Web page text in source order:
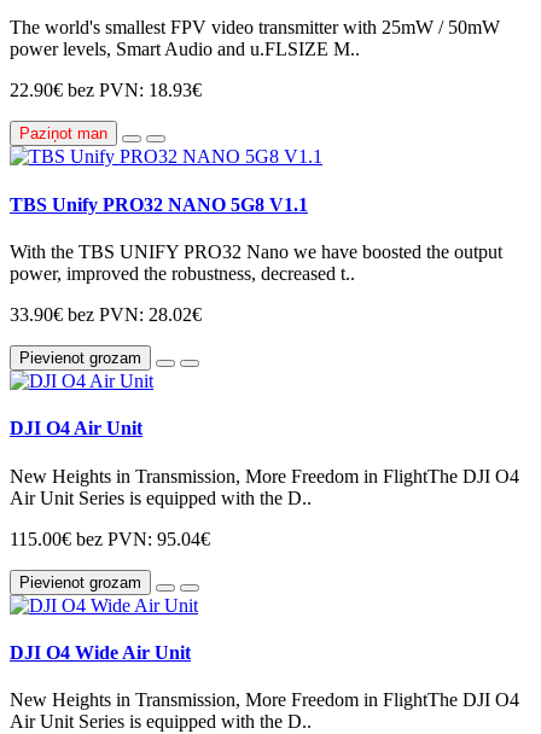
The world's smallest FPV video transmitter with 25mW / 50mW
power levels, Smart Audio and u.FLSIZE M..
22.90€ bez PVN: 18.93€
Paziņot man
TBS Unify PRO32 NANO 5G8 V1.1
With the TBS UNIFY PRO32 Nano we have boosted the output
power, improved the robustness, decreased t..
33.90€ bez PVN: 28.02€
Pievienot grozam
DJI O4 Air Unit
New Heights in Transmission, More Freedom in FlightThe DJI O4
Air Unit Series is equipped with the D..
115.00€ bez PVN: 95.04€
Pievienot grozam
DJI O4 Wide Air Unit
New Heights in Transmission, More Freedom in FlightThe DJI O4
Air Unit Series is equipped with the D..